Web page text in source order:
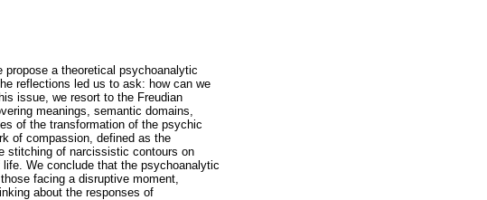
a theoretical psychoanalytic
reflections led us to ask: how can we
issue, we resort to the Freudian
meanings, semantic domains,
of the transformation of the psychic
of compassion, defined as the
stitching of narcissistic contours on
We conclude that the psychoanalytic
facing a disruptive moment,
about the responses of